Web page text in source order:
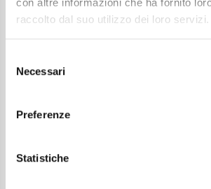
raccolto dal suo utilizzo dei loro servizi.
delNecessari
Preferenze
Statistiche
Desidero iscrivermi alla
personali come definito